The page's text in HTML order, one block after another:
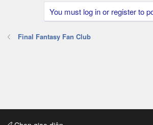
You must log in or register to
Final Fantasy Fan Club